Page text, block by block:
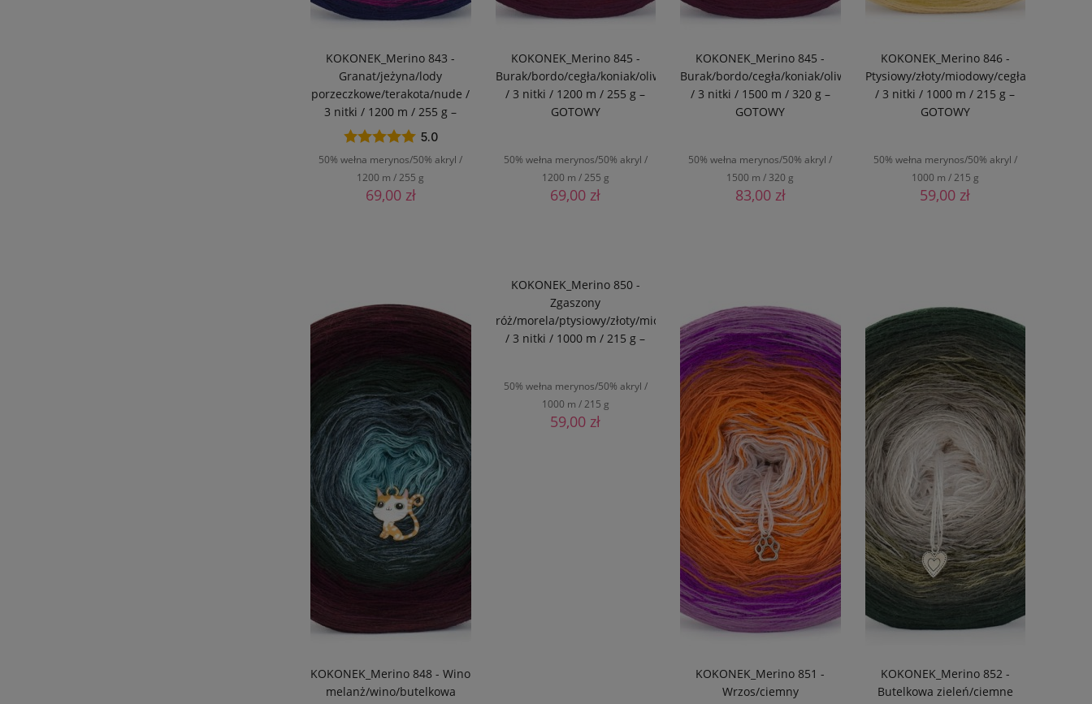
KOKONEK_Merino 843 -
Granat/jeżyna/lody
porzeczkowe/terakota/nude /
3 nitki / 1200 m / 255 g –
GOTOWY
50% wełna merynos/50% akryl /
1200 m / 255 g
5.0
69,00 zł
KOKONEK_Merino 845 -
Burak/bordo/cegła/koniak/oliwka
/ 3 nitki / 1200 m / 255 g –
GOTOWY
50% wełna merynos/50% akryl /
1200 m / 255 g
69,00 zł
KOKONEK_Merino 845 -
Burak/bordo/cegła/koniak/oliwka
/ 3 nitki / 1500 m / 320 g –
GOTOWY
50% wełna merynos/50% akryl /
1500 m / 320 g
83,00 zł
KOKONEK_Merino 846 -
Ptysiowy/złoty/miodowy/cegła/bordo
/ 3 nitki / 1000 m / 215 g –
GOTOWY
50% wełna merynos/50% akryl /
1000 m / 215 g
59,00 zł
KOKONEK_Merino 848 - Wino
melanż/wino/butelkowa
KOKONEK_Merino 850 -
Zgaszony
róż/morela/ptysiowy/złoty/miodowy
/ 3 nitki / 1000 m / 215 g –
50% wełna merynos/50% akryl /
1000 m / 215 g
59,00 zł
KOKONEK_Merino 851 -
Wrzos/ciemny
KOKONEK_Merino 852 -
Butelkowa zieleń/ciemne